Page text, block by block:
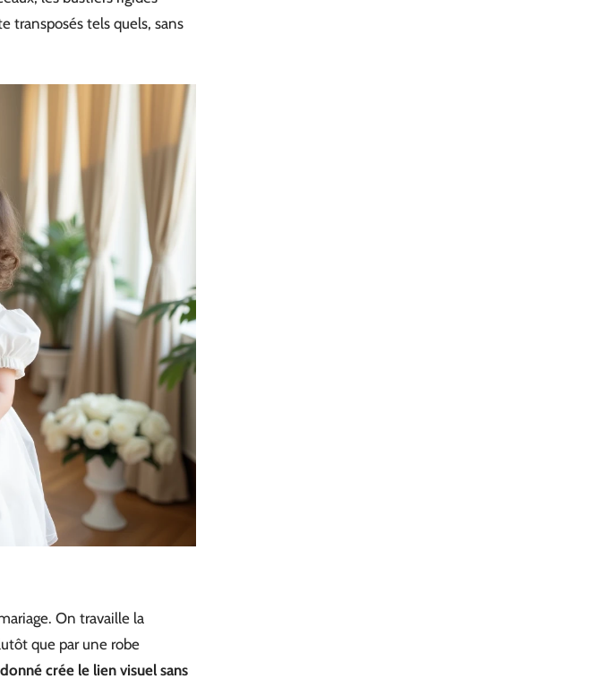
transposés tels quels, sans
On travaille la
que par une robe
crée le lien visuel sans